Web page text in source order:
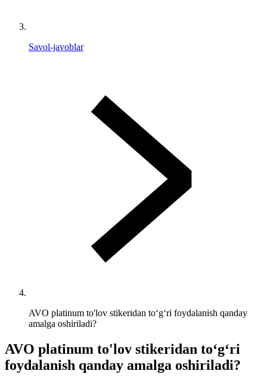
Savol-javoblar
AVO platinum to'lov stikeridan to‘g‘ri foydalanish qanday
amalga oshiriladi?
AVO platinum to'lov stikeridan to‘g‘ri
foydalanish qanday amalga oshiriladi?